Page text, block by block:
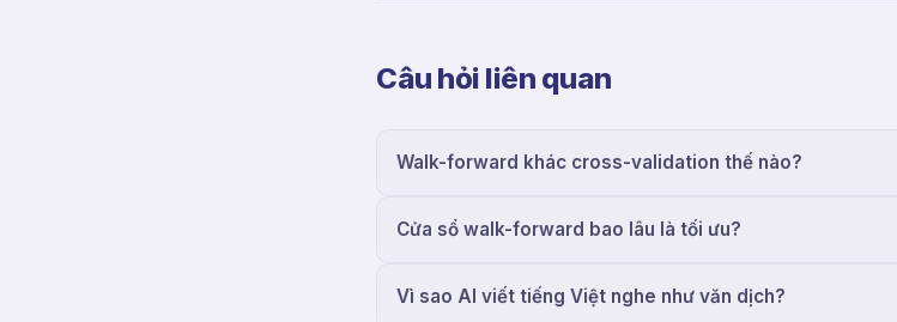
Câu hỏi liên quan
Walk-forward khác cross-validation thế nào?
Cửa sổ walk-forward bao lâu là tối ưu?
Vì sao AI viết tiếng Việt nghe như văn dịch?